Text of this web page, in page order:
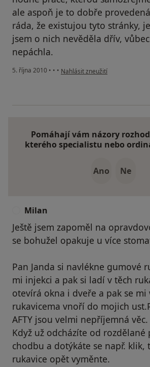
ale aspoň je to dobře
ráda, že existujou tyto stránky,
jsem o nich nevěděla dřív,
nepáchla.
5. října 2010 • • • podle názoru uživatele Váš účet
Nahlásit zneužití
Pomáhají vám názory
kterého specialistu nebo
Ano Ne
Milan
Ještě jsem zapoměl na
se bohužel opakuje u více
Pan Janda si navlékne gumové
mi injekci a pak si ladí v těch
otevírá okna i dveře a pak se mi
rukavicema vnoří do mojich
AFTY jsou velmi nepříjemná věc.
Když už odcházíte od rozdělané
chodbu a dotýkáte se např. klik,
rukavice opět vyměnte.